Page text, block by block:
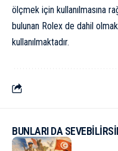
ölçmek için kullanılmasına
bulunan Rolex de dahil
kullanılmaktadır.
BUNLARI DA
KÜLTÜR